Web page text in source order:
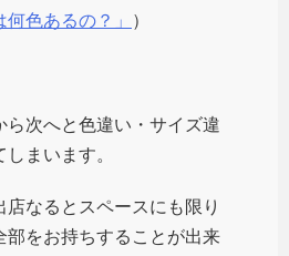
何色あるの？」
）
ら次へと色違い・サイズ違
まいます。
店なるとスペースにも限り
部をお持ちすることが出来